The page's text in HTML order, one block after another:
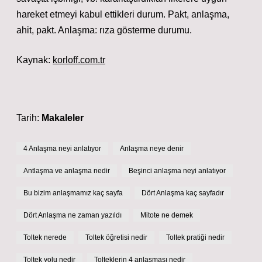
hareket etmeyi kabul ettikleri durum. Pakt, anlaşma,
ahit, pakt. Anlaşma: rıza gösterme durumu.
Kaynak: korloff.com.tr
Tarih: Makaleler
4 Anlaşma neyi anlatıyor Anlaşma neye denir
Antlaşma ve anlaşma nedir Beşinci anlaşma neyi anlatıyor
Bu bizim anlaşmamız kaç sayfa Dört Anlaşma kaç sayfadır
Dört Anlaşma ne zaman yazıldı Mitote ne demek
Toltek nerede Toltek öğretisi nedir Toltek pratiği nedir
Toltek yolu nedir Tolteklerin 4 anlaşması nedir